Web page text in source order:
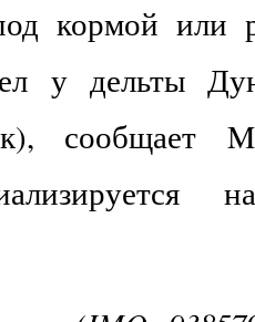
кормой или
у дельты
сообщает